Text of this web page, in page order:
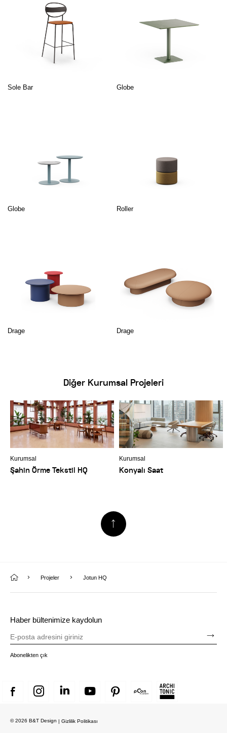
Sole Bar Globe
Globe Roller
Drage Drage
Diğer Kurumsal Projeleri
Kurumsal
Şahin Örme Tekstil HQ
Kurumsal
Konyalı Saat
Projeler Jotun HQ
Haber bültenimize kaydolun
Abonelikten çık
© 2026 B&T Design | Gizlilik Politikası